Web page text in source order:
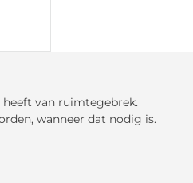
van ruimtegebrek.
wanneer dat nodig is.